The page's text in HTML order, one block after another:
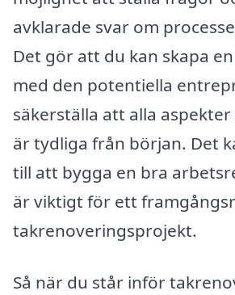
avklarade svar om
Det gör att du kan skapa
med den potentiella
säkerställa att alla
är tydliga från början. Det
till att bygga en bra
är viktigt för ett
takrenoveringsprojekt.
Så när du står inför